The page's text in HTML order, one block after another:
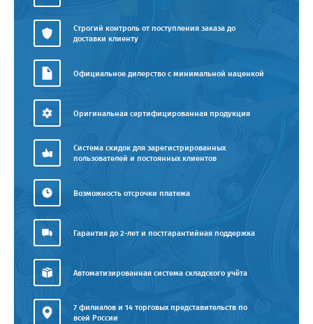
Строгий контроль от поступления заказа до
доставки клиенту
Официальное дилерство с минимальной наценкой
Оригинальная сертифицированная продукция
Система скидок для зарегистрированных
пользователей и постоянных клиентов
Возможность отсрочки платежа
Гарантия до 2-лет и постгарантийная поддержка
Автоматизированная система складского учёта
7 филиалов и 14 торговых представительств по
всей России